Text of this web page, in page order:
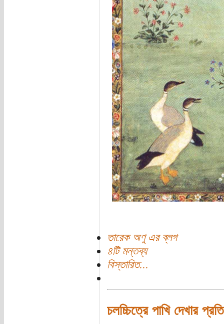
তারেক অণু এর ব্লগ
৪টি মন্তব্য
বিস্তারিত...
চলচ্চিত্রে পাখি দেখার